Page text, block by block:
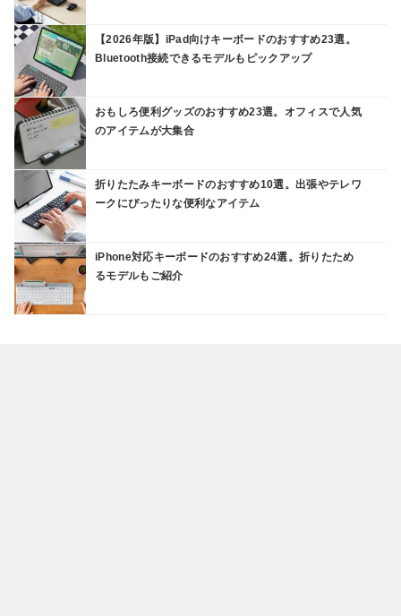
【2026年版】iPad向けキーボードのおすすめ23選。
Bluetooth接続できるモデルもピックアップ
おもしろ便利グッズのおすすめ23選。オフィスで人気
のアイテムが大集合
折りたたみキーボードのおすすめ10選。出張やテレワ
ークにぴったりな便利なアイテム
iPhone対応キーボードのおすすめ24選。折りたため
るモデルもご紹介